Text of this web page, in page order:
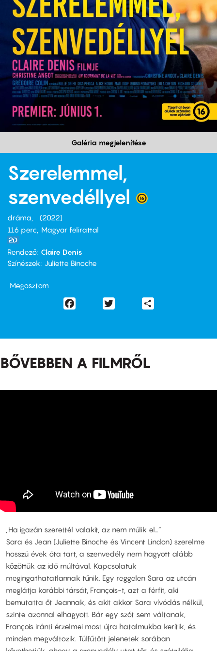
Galéria megjelenítése
Szerelemmel,
szenvedéllyel
dráma
2022
116 perc,
Magyar felirattal
Rendező Claire Denis
Színészek
Juliette Binoche
Megosztom
Facebook
BŐVEBBEN A FILMRŐL
„Ha igazán szerettél valakit, az nem múlik el…”
Sara és Jean (Juliette Binoche és Vincent Lindon) szerelme
hosszú évek óta tart, a szenvedély nem hagyott alább
közöttük az idő múltával. Kapcsolatuk
megingathatatlannak tűnik. Egy reggelen Sara az utcán
meglátja korábbi társát, François-t, azt a férfit, aki
bemutatta őt Jeannak, és akit akkor Sara vívódás nélkül,
szinte azonnal elhagyott. Bár egy szót sem váltanak,
François iránti érzelmei most újra hatalmukba kerítik, és
minden megváltozik. Túlfűtött jelenetek sorában